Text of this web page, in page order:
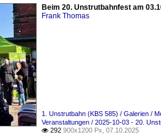
Beim 20. Unstrutbahnfest am
Frank Thomas
1. Unstrutbahn (KBS 585) / Galerien /
Veranstaltungen / 2025-10-03 - 20.
 292 900x1200 Px, 07.10.2025